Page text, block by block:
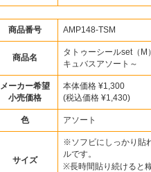
商品番号 AMP148-TSM
商品名
タトゥーシールset（M
キュバスアソート～
メーカー希望
小売価格
本体価格 ¥1,300
(税込価格 ¥1,430)
色 アソート
サイズ
※ソフビにしっかり貼
ルです。
※長時間貼り続けると